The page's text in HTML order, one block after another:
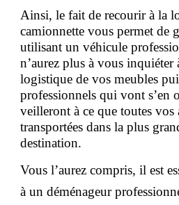
Ainsi, le fait de recourir à la
camionnette vous permet de
utilisant un véhicule
n’aurez plus à vous inquiéter
logistique de vos meubles
professionnels qui vont s’en
veilleront à ce que toutes vos
transportées dans la plus
destination.
Vous l’aurez compris, il est
à un déménageur